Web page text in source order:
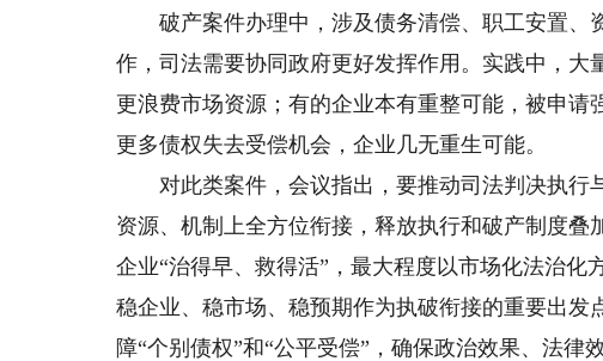
破产案件办理中，涉及债务清偿、职工安置、
作，司法需要协同政府更好发挥作用。实践中，大
更浪费市场资源；有的企业本有重整可能，被申请
更多债权失去受偿机会，企业几无重生可能。
对此类案件，会议指出，要推动司法判决执行
资源、机制上全方位衔接，释放执行和破产制度叠
企业“治得早、救得活”，最大程度以市场化法治化
稳企业、稳市场、稳预期作为执破衔接的重要出发
障“个别债权”和“公平受偿”，确保政治效果、法律